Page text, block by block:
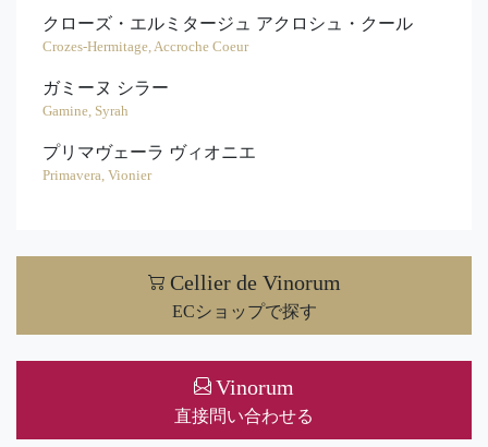
クローズ・エルミタージュ アクロシュ・クール
Crozes-Hermitage, Accroche Coeur
ガミーヌ シラー
Gamine, Syrah
プリマヴェーラ ヴィオニエ
Primavera, Vionier
Cellier de Vinorum
ECショップで探す
Vinorum
直接問い合わせる